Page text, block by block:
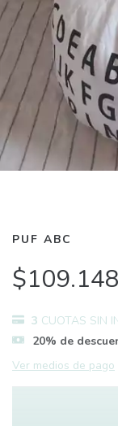
PUF ABC
$109.148
3 CUOTAS SIN
20% de
Ver medios de pago